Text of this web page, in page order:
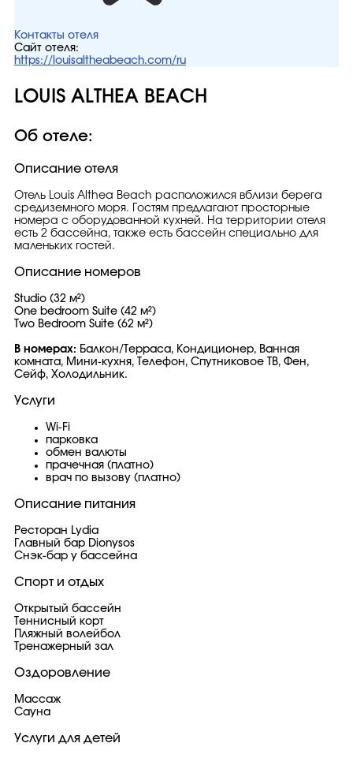
Контакты отеля
Сайт отеля:
https://louisaltheabeach.com/ru
LOUIS ALTHEA BEACH
Об отеле:
Описание отеля
Отель Louis Althea Beach расположился вблизи берега
средиземного моря. Гостям предлагают просторные
номера с оборудованной кухней. На территории отеля
есть 2 бассейна, также есть бассейн специально для
маленьких гостей.
Описание номеров
Studio (32 м²)
One bedroom Suite (42 м²)
Two Bedroom Suite (62 м²)
В номерах: Балкон/Терраса, Кондиционер, Ванная
комната, Мини-кухня, Телефон, Спутниковое ТВ, Фен,
Сейф, Холодильник.
Услуги
Wi-Fi
парковка
обмен валюты
прачечная (платно)
врач по вызову (платно)
Описание питания
Ресторан Lydia
Главный бар Dionysos
Снэк-бар у бассейна
Спорт и отдых
Открытый бассейн
Теннисный корт
Пляжный волейбол
Тренажерный зал
Оздоровление
Массаж
Сауна
Услуги для детей